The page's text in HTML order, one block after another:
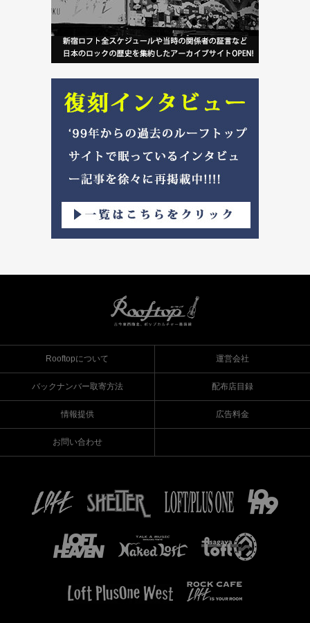
Rooftopについて 運営会社
バックナンバー取寄方法 配布店目録
情報提供 広告料金
お問い合わせ